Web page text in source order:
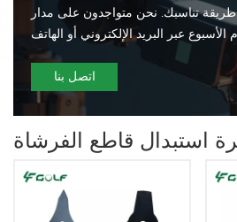
طريقة تناسبك. نحن متواجدون على مدار
اتصل بنا
استبدال قاطع الفرشاة